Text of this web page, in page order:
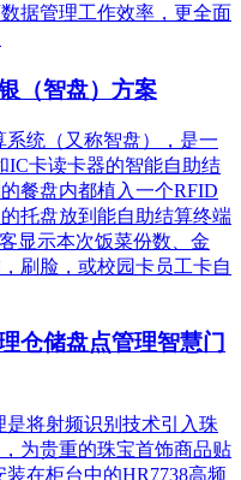
据管理工作效率，更全面
（智盘）方案
统（又称智盘），是一
IC卡读卡器的智能自助结
餐盘内都植入一个RFID
托盘放到能自助结算终端
显示本次饭菜份数、金
刷脸，或校园卡员工卡自
仓储盘点管理智慧门
将射频识别技术引入珠
为贵重的珠宝首饰商品贴
装在柜台中的HR7738高频